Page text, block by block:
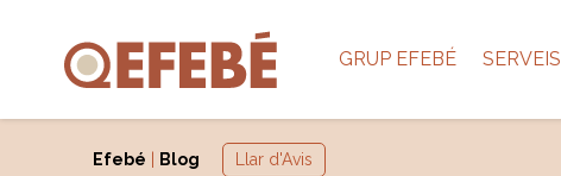
GRUP EFEBÉ SERVEIS
Efebé Blog Llar d'Avis